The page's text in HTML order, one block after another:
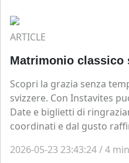
ARTICLE
Matrimonio classico
Scopri la grazia senza
svizzere. Con Instavites
Date e biglietti di
coordinati e dal gusto
2026-05-23 23:43:24/4